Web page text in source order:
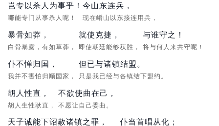
岂专以杀人为事乎！
哪能专门从事杀人呢！
今山东连兵，
现在崤山以东接连用兵，
暴骨如莽，
白骨暴露，有如草莽，
就使克捷，
即使朝廷能够获胜，
与谁守之！
将与何人来共守呢！
仆不惮归国，
我并不害怕归顺国家，
但已与诸镇结盟。
只是我已经与各镇结下盟约。
胡人性直，
胡人生性耿直，
不欲使曲在己，
不愿让自己委曲。
天子诚能下诏赦诸镇之罪， 仆当首唱从化；